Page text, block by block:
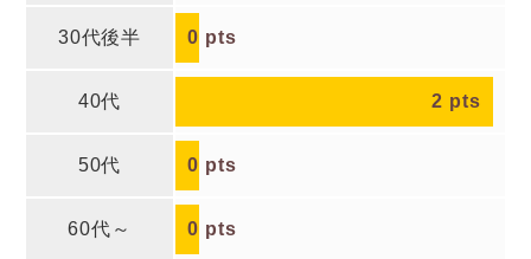
30代後半 0 pts
40代 2 pts
50代 0 pts
60代～ 0 pts